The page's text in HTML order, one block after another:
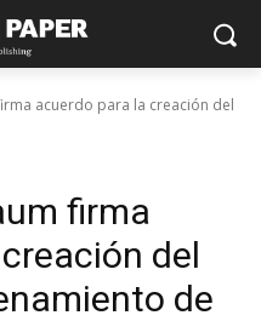
acuerdo para la creación del
firma
del
de